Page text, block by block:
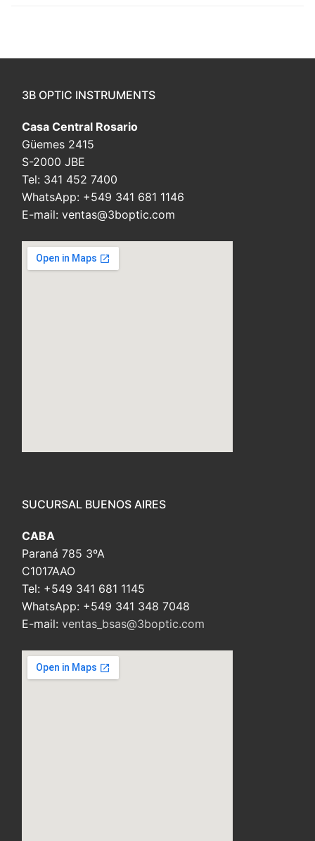
3B OPTIC INSTRUMENTS
Casa Central Rosario
Güemes 2415
S-2000 JBE
Tel: 341 452 7400
WhatsApp: +549 341 681 1146
E-mail: ventas@3boptic.com
SUCURSAL BUENOS AIRES
CABA
Paraná 785 3ºA
C1017AAO
Tel: +549 341 681 1145
WhatsApp: +549 341 348 7048
E-mail: ventas_bsas@3boptic.com